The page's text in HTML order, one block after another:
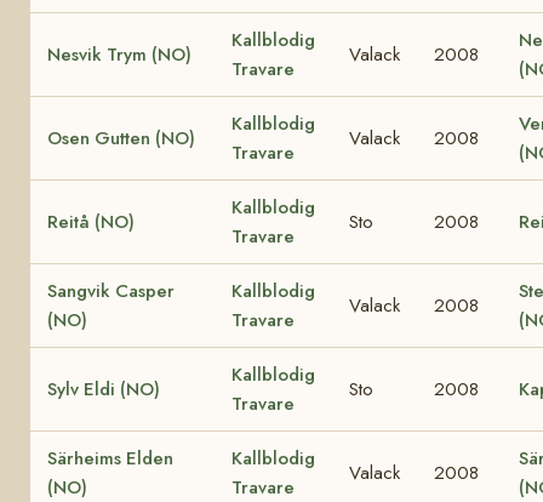
Nesvik Trym (NO)
Kallblodig
Travare
Valack 2008
Osen Gutten (NO)
Kallblodig
Travare
Valack 2008
Reitå (NO)
Kallblodig
Travare
Sto 2008
Sangvik Casper
(NO)
Kallblodig
Travare
Valack 2008
Sylv Eldi (NO)
Kallblodig
Travare
Sto 2008
Särheims Elden
(NO)
Kallblodig
Travare
Valack 2008